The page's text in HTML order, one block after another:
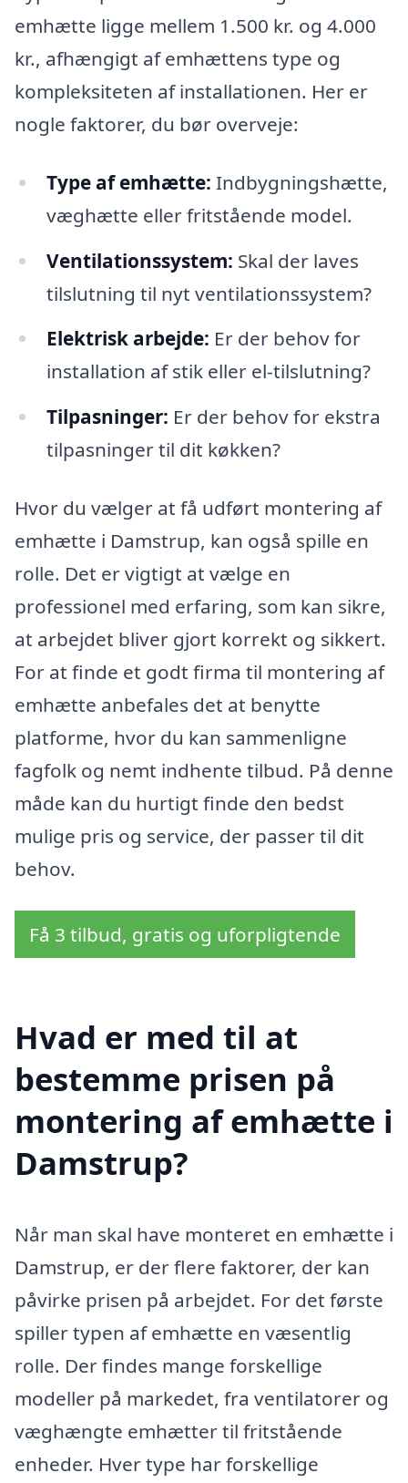
emhætte ligge mellem 1.500 kr. og 4.000
kr., afhængigt af emhættens type og
kompleksiteten af installationen. Her er
nogle faktorer, du bør overveje:
Type af emhætte: Indbygningshætte,
væghætte eller fritstående model.
Ventilationssystem: Skal der laves
tilslutning til nyt ventilationssystem?
Elektrisk arbejde: Er der behov for
installation af stik eller el-tilslutning?
Tilpasninger: Er der behov for ekstra
tilpasninger til dit køkken?
Hvor du vælger at få udført montering af
emhætte i Damstrup, kan også spille en
rolle. Det er vigtigt at vælge en
professionel med erfaring, som kan sikre,
at arbejdet bliver gjort korrekt og sikkert.
For at finde et godt firma til montering af
emhætte anbefales det at benytte
platforme, hvor du kan sammenligne
fagfolk og nemt indhente tilbud. På denne
måde kan du hurtigt finde den bedst
mulige pris og service, der passer til dit
behov.
Få 3 tilbud, gratis og uforpligtende
Hvad er med til at
bestemme prisen på
montering af emhætte i
Damstrup?
Når man skal have monteret en emhætte i
Damstrup, er der flere faktorer, der kan
påvirke prisen på arbejdet. For det første
spiller typen af emhætte en væsentlig
rolle. Der findes mange forskellige
modeller på markedet, fra ventilatorer og
væghængte emhætter til fritstående
enheder. Hver type har forskellige